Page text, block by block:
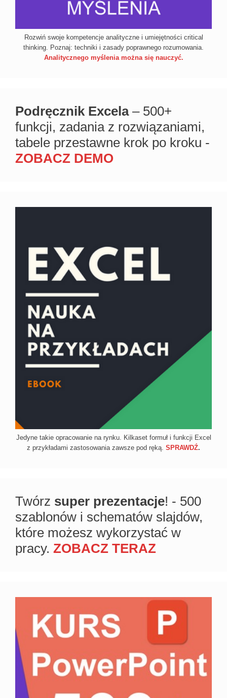
Rozwiń swoje kompetencje analityczne i umiejętności critical
thinking. Poznaj: techniki i zasady poprawnego rozumowania.
Analitycznego myślenia można się nauczyć.
Podręcznik Excela– 500+
funkcji, zadania z rozwiązaniami,
tabele przestawne krok po kroku -
ZOBACZ DEMO
Jedyne takie opracowanie na rynku. Kilkaset formuł i funkcji Excel
z przykładami zastosowania zawsze pod ręką. SPRAWDŹ.
Twórz super prezentacje! - 500
szablonów i schematów slajdów,
które możesz wykorzystać w
pracy. ZOBACZ TERAZ